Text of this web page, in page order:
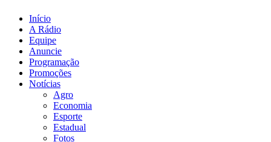
Início
A Rádio
Equipe
Anuncie
Programação
Promoções
Notícias
Agro
Economia
Esporte
Estadual
Fotos